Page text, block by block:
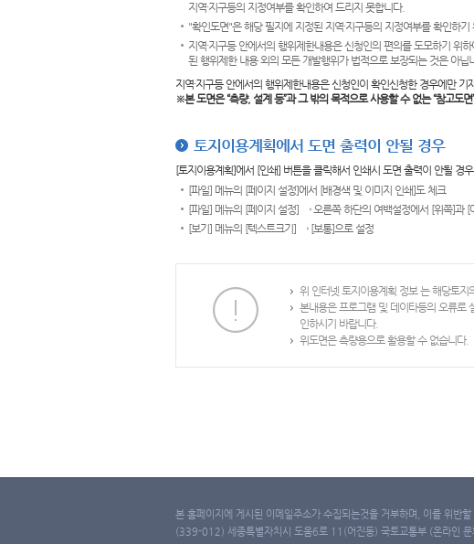
지역·지구등의 지정여부를 확인하여 드리지 못합니다.
"확인도면"은 해당 필지에 지정된 지역·지구등의 지정여부를 확인하
지역·지구등 안에서의 행위제한내용은 신청인의 편의를 도모하기 위
된 행위제한 내용 외의 모든 개발행위가 법적으로 보장되는 것은 아닙
지역·지구등 안에서의 행위제한내용은 신청인이 확인신청한 경우에만
※본 도면은“측량, 설계 등”과 그 밖의 목적으로 사용할 수 없는 “참고도면
토지이용계획에서 도면 출력이 안될 경우
[토지이용계획]에서 [인쇄] 버튼을 클릭해서 인쇄시 도면 출력이 안될 경
[파일] 메뉴의 [페이지 설정]에서 [배경색 및 이미지 인쇄]도 체크
[파일] 메뉴의 [페이지 설정] → 오른쪽 하단의 여백설정에서 [위쪽]과
[보기] 메뉴의 [텍스트크기] → [보통]으로 설정
위 인터넷 토지이용계획 정보 는 해당토지
본내용은 프로그램 및 데이타등의 오류로
인하시기 바랍니다.
위도면은 측량용으로 활용할 수 없습니다.
본 홈페이지에 게시된 이메일주소가 수집되는것을 거부하며, 이를 위반
(339-012) 세종특별자치시 도움6로 11(어진동) 국토교통부 (온라